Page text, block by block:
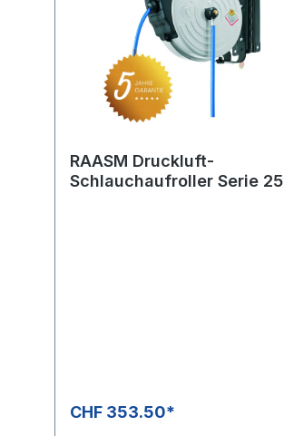
RAASM Druckluft-
Schlauchaufroller Serie
CHF 353.50*